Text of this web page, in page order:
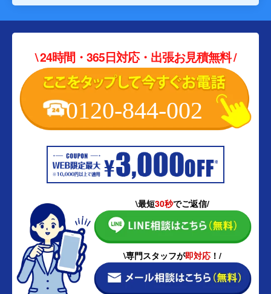
\ 24時間・365日対応・出張お見積無料 /
0120-844-002
\最短30秒でご返信/
\専門スタッフが即対応 ！/